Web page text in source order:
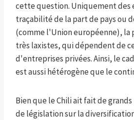
cette question. Uniquement des
traçabilité de la part de pays ou
(comme l'Union européenne),
très laxistes, qui dépendent de
d'entreprises privées. Ainsi, le
est aussi hétérogène que le
Bien que le Chili ait fait de
de législation sur la